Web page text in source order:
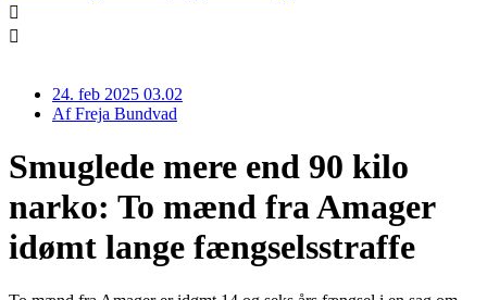
24. feb 2025 03.02
AfFreja Bundvad
Smuglede mere end 90 kilo
narko: To mænd fra Amager
idømt lange fængselsstraffe